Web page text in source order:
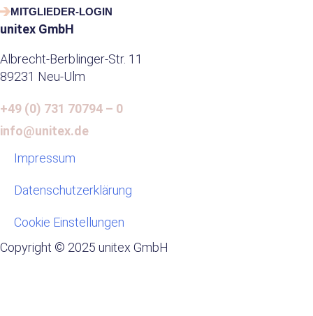
t
s
p
p
e
b
o
k
t
r
i
i
MITGLIEDER-LOGIN
unitex GmbH
Albrecht-Berblinger-Str. 11
89231 Neu-Ulm
+49 (0) 731 70794 – 0
info@unitex.de
Impressum
Datenschutzerklärung
Cookie Einstellungen
Copyright © 2025 unitex GmbH